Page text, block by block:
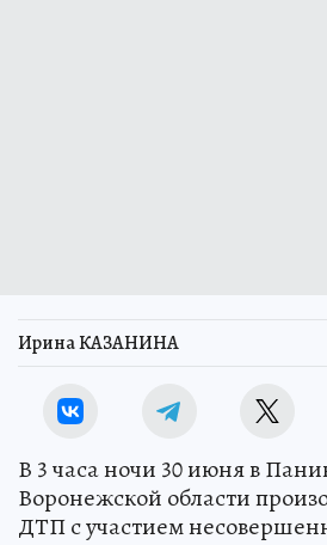
Ирина КАЗАНИНА
В 3 часа ночи 30 июня в
Воронежской области
ДТП с участием